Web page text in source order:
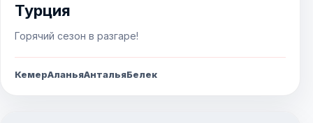
Турция
Горячий сезон в разгаре!
КемерАланьяАнтальяБелек